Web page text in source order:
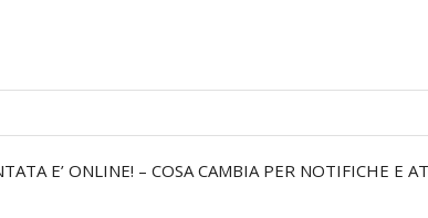
E’ ONLINE! – COSA CAMBIA PER NOTIFICHE E